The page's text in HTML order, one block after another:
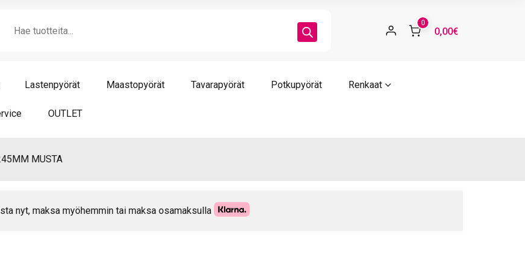
0
0,00€
Lastenpyörät Maastopyörät Tavarapyörät Potkupyörät Renkaat
OUTLET
MUSTA
nyt, maksa myöhemmin tai maksa osamaksulla